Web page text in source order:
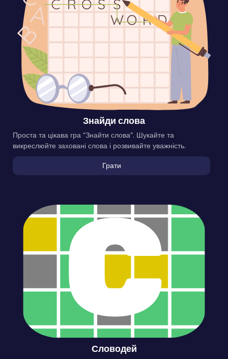
Знайди слова
Проста та цікава гра “Знайти слова”. Шукайте та
викреслюйте заховані слова і розвивайте уважність.
Грати
Словодей